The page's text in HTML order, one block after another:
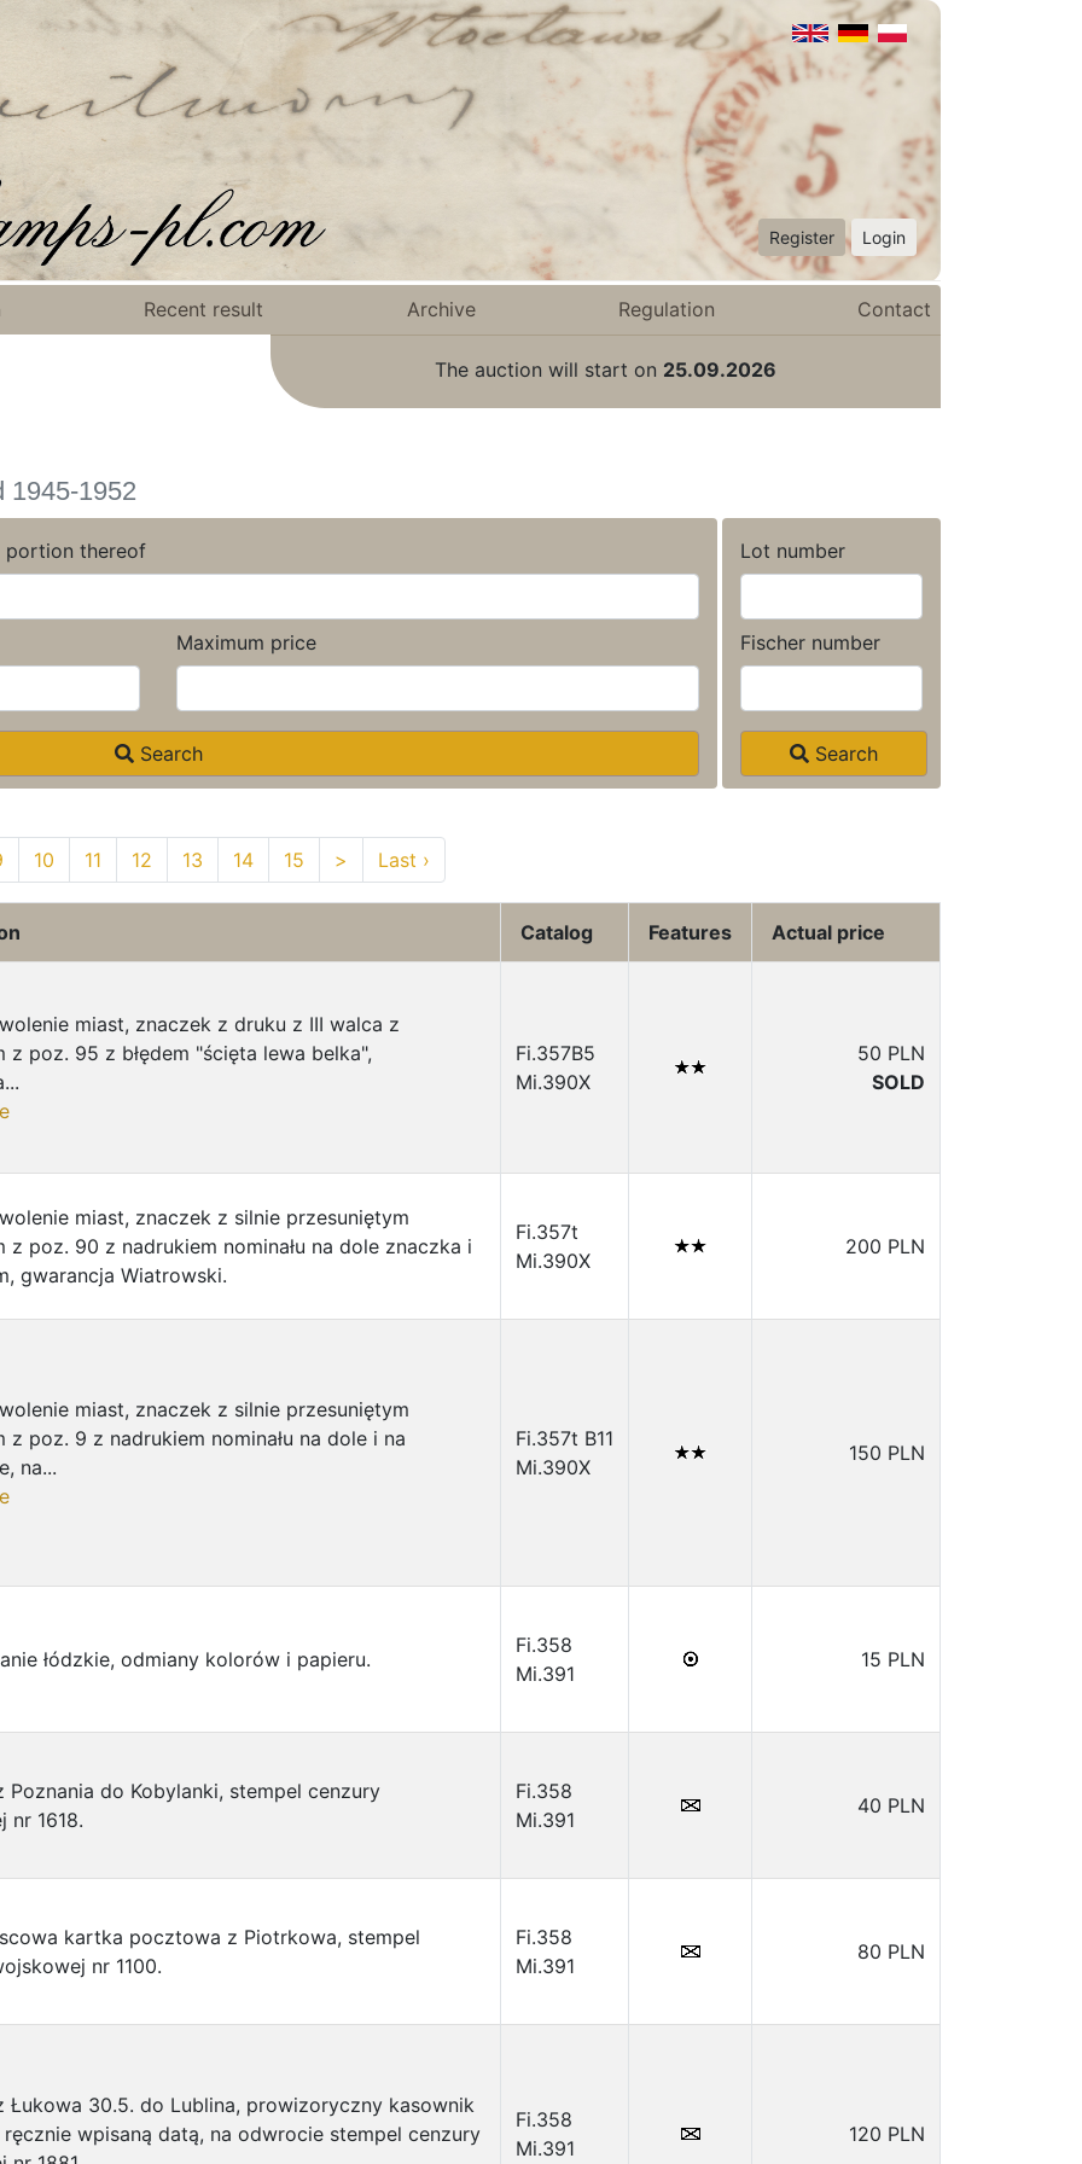
Register Login
Recent result Archive Regulation Contact
The auction will start on 25.09.2026
1945-1952
portion thereof
Maximum price
Search
Lot number
Fischer number
Search
10 11 12 13 14 15 > Last ›
Catalog Features Actual price
miast, znaczek z druku z III walca z
z poz. 95 z błędem "ścięta lewa belka",
Fi.357B5
Mi.390X
50 PLN
SOLD
miast, znaczek z silnie przesuniętym
z poz. 90 z nadrukiem nominału na dole znaczka i
gwarancja Wiatrowski.
Fi.357t
Mi.390X
200 PLN
miast, znaczek z silnie przesuniętym
z poz. 9 z nadrukiem nominału na dole i na
na...
Fi.357t B11
Mi.390X
150 PLN
łódzkie, odmiany kolorów i papieru.
Fi.358
Mi.391
15 PLN
Poznania do Kobylanki, stempel cenzury
nr 1618.
Fi.358
Mi.391
40 PLN
kartka pocztowa z Piotrkowa, stempel
nr 1100.
Fi.358
Mi.391
80 PLN
Łukowa 30.5. do Lublina, prowizoryczny kasownik
wpisaną datą, na odwrocie stempel cenzury
Fi.358
Mi.391
120 PLN